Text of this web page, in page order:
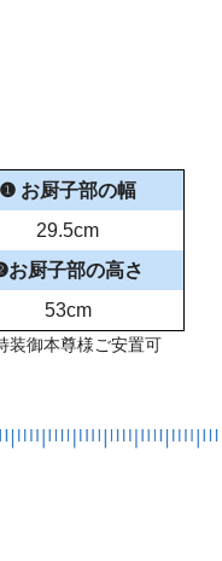
❶ お厨子部の幅
29.5cm
お厨子部の高さ
53cm
装御本尊様ご安置可